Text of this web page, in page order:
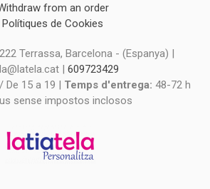
from an order
Polítiques de Cookies
Terrassa, Barcelona - (Espanya) |
| 609723429
De 15 a 19 | Temps d'entrega: 48-72 h
sense impostos inclosos